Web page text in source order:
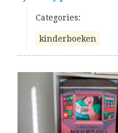
Categories:
kinderboeken